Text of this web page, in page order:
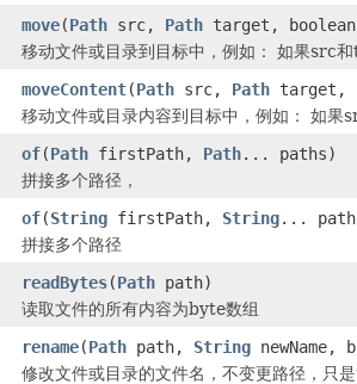
move(Path src, Path target,
移动文件或目录到目标中，例如： 如果src
moveContent(Path src, Path target,
移动文件或目录内容到目标中，例如： 如果
of(Path firstPath, Path... paths)
拼接多个路径，
of(String firstPath, String...
拼接多个路径
readBytes(Path path)
读取文件的所有内容为byte数组
rename(Path path, String
修改文件或目录的文件名，不变更路径，只